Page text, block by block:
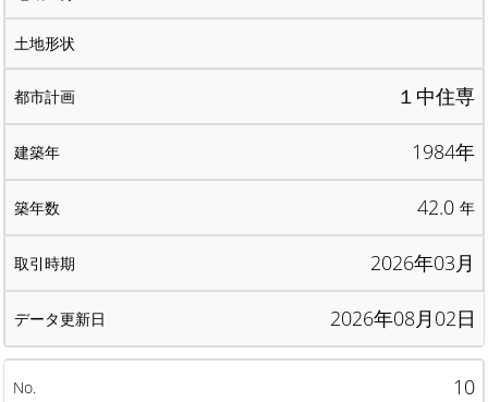
１中住専
1984年
42.0 年
2026年03月
2026年08月02日
10